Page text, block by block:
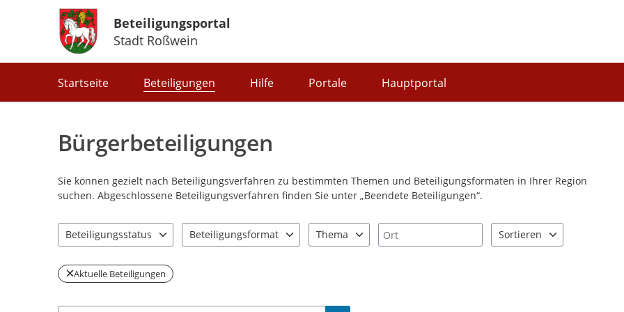
Beteiligungsportal
Stadt Roßwein
Startseite Beteiligungen Hilfe Portale Hauptportal
Bürgerbeteiligungen
Sie können gezielt nach Beteiligungsverfahren zu bestimmten Themen und Beteiligungsformaten in Ihrer Region
suchen. Abgeschlossene Beteiligungsverfahren finden Sie unter „Beendete Beteiligungen“.
Beteiligungsstatus
Beteiligungsformat
Thema
Ort
Sortieren
Aktuelle Beteiligungen